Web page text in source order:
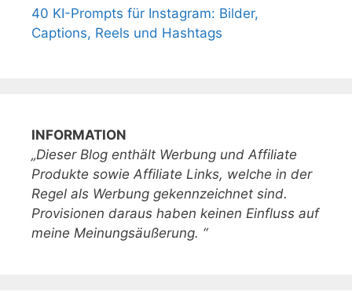
40 KI-Prompts für Instagram: Bilder,
Captions, Reels und Hashtags
INFORMATION
„Dieser Blog enthält Werbung und Affiliate
Produkte sowie Affiliate Links, welche in der
Regel als Werbung gekennzeichnet sind.
Provisionen daraus haben keinen Einfluss auf
meine Meinungsäußerung. “